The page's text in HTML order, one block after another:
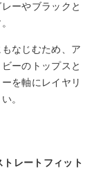
ーやブラックと
なじむため、ア
ーのトップスと
を軸にレイヤリ
。
レートフィット